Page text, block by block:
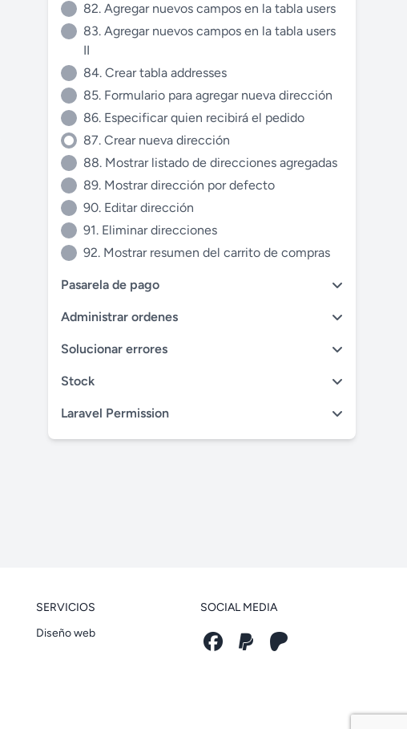
82. Agregar nuevos campos en la tabla users
83. Agregar nuevos campos en la tabla users
II
84. Crear tabla addresses
85. Formulario para agregar nueva dirección
86. Especificar quien recibirá el pedido
87. Crear nueva dirección
88. Mostrar listado de direcciones agregadas
89. Mostrar dirección por defecto
90. Editar dirección
91. Eliminar direcciones
92. Mostrar resumen del carrito de compras
Pasarela de pago
Administrar ordenes
Solucionar errores
Stock
Laravel Permission
SERVICIOS
Diseño web
SOCIAL MEDIA